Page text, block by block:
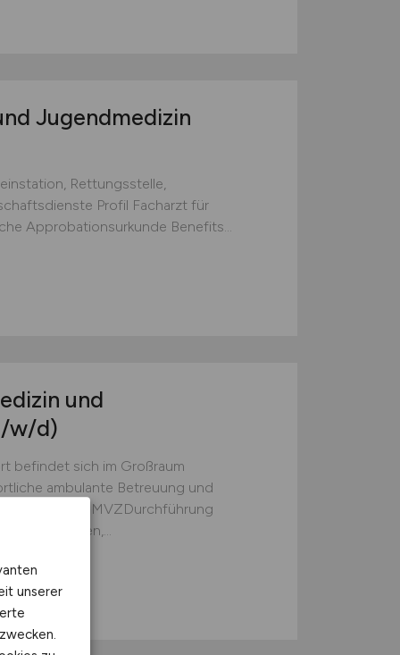
Jugendmedizin
Rettungsstelle,
Profil Facharzt für
Approbationsurkunde Benefits...
und
w/d)
befindet sich im Großraum
ambulante Betreuung und
Patienten im MVZDurchführung
unserer